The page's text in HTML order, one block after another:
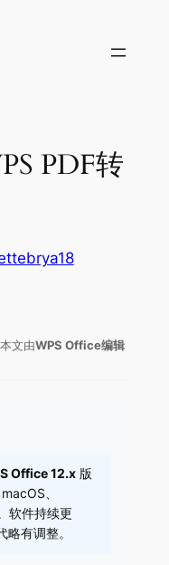
PDF转
本文由WPS Office编辑
Office 12.x版
、
软件持续更
有调整。